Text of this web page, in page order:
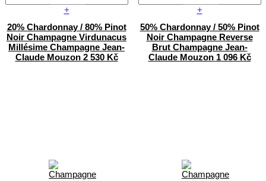
+
20% Chardonnay / 80% Pinot
Noir Champagne Virdunacus
Millésime Champagne Jean-
Claude Mouzon 2 530 Kč
+
50% Chardonnay / 50% Pinot
Noir Champagne Reverse
Brut Champagne Jean-
Claude Mouzon 1 096 Kč